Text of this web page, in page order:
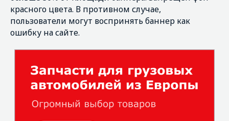
красного цвета. В противном случае,
пользователи могут воспринять баннер как
ошибку на сайте.